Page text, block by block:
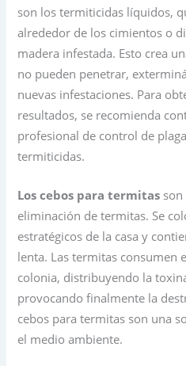
son los termiticidas líquidos,
alrededor de los cimientos o
madera infestada. Esto crea
no pueden penetrar,
nuevas infestaciones. Para
resultados, se recomienda
profesional de control de
termiticidas.
Los cebos para termitas
eliminación de termitas. Se
estratégicos de la casa y
lenta. Las termitas consumen
colonia, distribuyendo la
provocando finalmente la
cebos para termitas son una
el medio ambiente.